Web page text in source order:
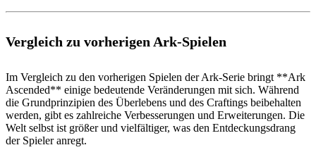
Vergleich zu vorherigen Ark-Spielen
Im Vergleich zu den vorherigen Spielen der Ark-Serie bringt **Ark
Ascended** einige bedeutende Veränderungen mit sich. Während
die Grundprinzipien des Überlebens und des Craftings beibehalten
werden, gibt es zahlreiche Verbesserungen und Erweiterungen. Die
Welt selbst ist größer und vielfältiger, was den Entdeckungsdrang
der Spieler anregt.